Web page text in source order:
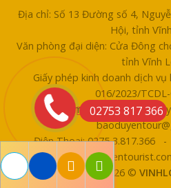
Địa chỉ: Số 13 Đường số 4,
Hội, tỉnh
Văn phòng đại diện: Cửa Đông
tỉnh Vĩnh
Giấy phép kinh doanh dịch
016/2023/
Email:
Điện Thoại: 0275 3.817.366
Website:
Copyright 2026 ©
02753 817 366